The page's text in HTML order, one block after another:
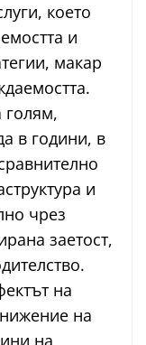
което
и
макар
голям,
в години, в
и
чрез
заетост,
на
на